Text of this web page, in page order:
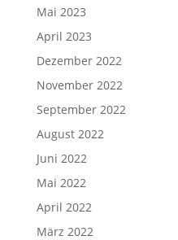
Mai 2023
April 2023
Dezember 2022
November 2022
September 2022
August 2022
Juni 2022
Mai 2022
April 2022
März 2022